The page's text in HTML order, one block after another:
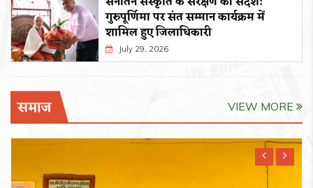
गुरुपूर्णिमा पर संत सम्मान कार्यक्रम में
शामिल हुए जिलाधिकारी
July 29, 2026
समाज VIEW MORE